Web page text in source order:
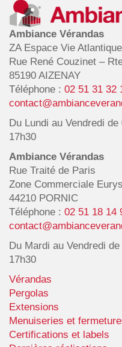
Ambiance Vérandas
ZA Espace Vie
Rue René Couzinet –
85190 AIZENAY
Téléphone : 02 51 31 32
Du Lundi au Vendredi
17h30
Ambiance Vérandas
Rue Traité de Paris
Zone Commerciale Eurys
44210 PORNIC
Téléphone : 02 51 18 14
Du Mardi au Vendredi
17h30
Vérandas
Pergolas
Extensions
Menuiseries et
Certifications et labels